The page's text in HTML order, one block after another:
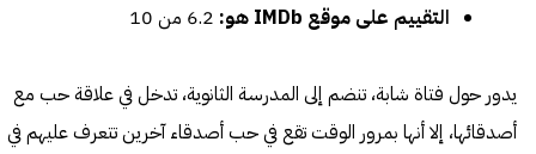
التقييم على موقع IMDb هو:
6.2 من 10
يدور حول فتاة شابة، تنضم إلى المدرسة الثانوية، تدخل في علاقة حب مع
أصدقائها، إلا أنها بمرور الوقت تقع في حب أصدقاء آخرين تتعرف عليهم في